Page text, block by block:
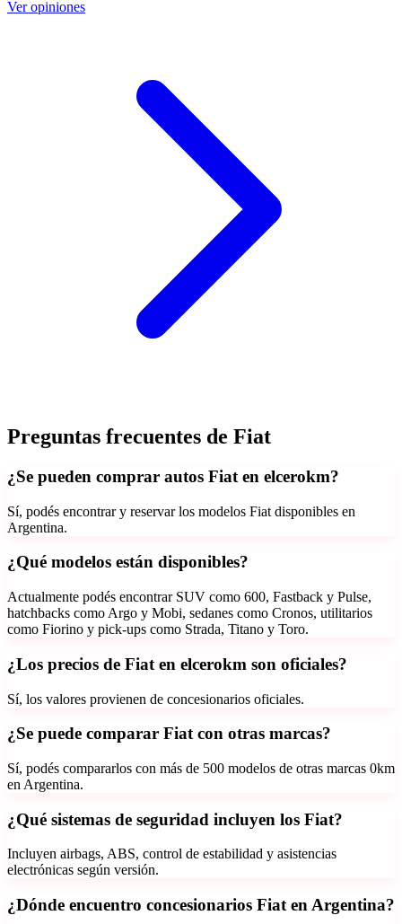
Ver opiniones
Preguntas frecuentes de Fiat
¿Se pueden comprar autos Fiat en elcerokm?
Sí, podés encontrar y reservar los modelos Fiat disponibles en
Argentina.
¿Qué modelos están disponibles?
Actualmente podés encontrar SUV como 600, Fastback y Pulse,
hatchbacks como Argo y Mobi, sedanes como Cronos, utilitarios
como Fiorino y pick-ups como Strada, Titano y Toro.
¿Los precios de Fiat en elcerokm son oficiales?
Sí, los valores provienen de concesionarios oficiales.
¿Se puede comparar Fiat con otras marcas?
Sí, podés compararlos con más de 500 modelos de otras marcas 0km
en Argentina.
¿Qué sistemas de seguridad incluyen los Fiat?
Incluyen airbags, ABS, control de estabilidad y asistencias
electrónicas según versión.
¿Dónde encuentro concesionarios Fiat en Argentina?